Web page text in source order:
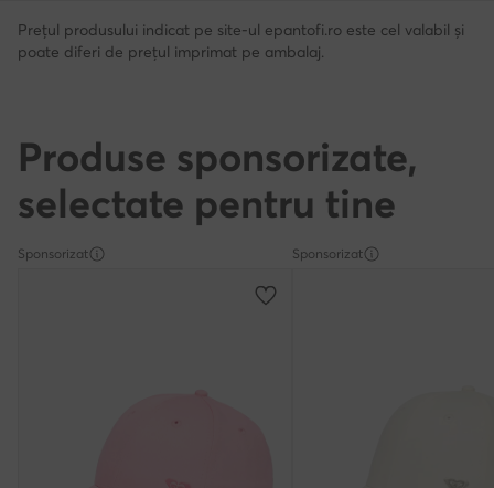
Prețul produsului indicat pe site-ul epantofi.ro este cel valabil și
poate diferi de prețul imprimat pe ambalaj.
Produse sponsorizate,
selectate pentru tine
Sponsorizat Sponsorizat